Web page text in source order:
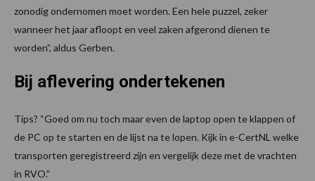
zonodig ondernomen moet worden. Een hele puzzel, zeker
wanneer het jaar afloopt en veel zaken afgerond dienen te
worden”, aldus Gerben.
Bij aflevering ondertekenen
Tips? “Goed om nu toch maar even de laptop open te klappen of
de PC op te starten en de lijst na te lopen. Kijk in e-CertNL welke
transporten geregistreerd zijn en vergelijk deze met de vrachten
in RVO.”